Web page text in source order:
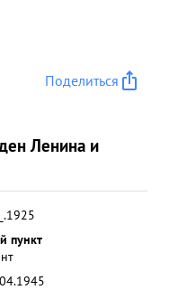
Поделиться
Ленина и
пункт